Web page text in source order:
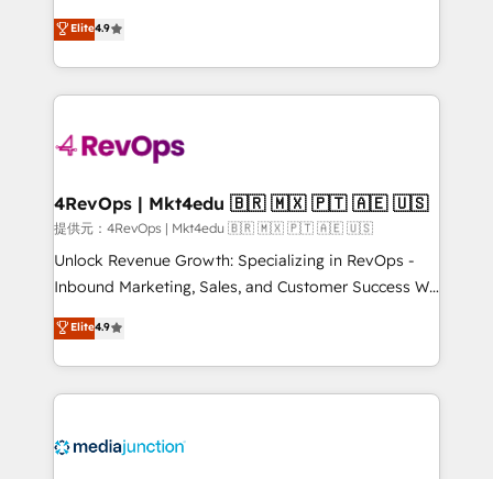
HubSpot experience ✔️Flexible pricing models —
Hourly-fee (assigned one Dedicated HubSpot
requirement). ✔️Helped over 25,000+ customers so
far with our HubSpot solutions. ✔️Bespoke apps &
on-demand bundle services. Connect with us today!
Hire an agency that's experienced in every inch of
HubSpot and willing to work hand-in-hand with your
team to simplify the complex and build a better
experience for your team and customers.
Elite4.9
4RevOps | Mkt4edu 🇧🇷 🇲🇽 🇵🇹 🇦🇪 🇺🇸
提供元：4RevOps | Mkt4edu 🇧🇷 🇲🇽 🇵🇹 🇦🇪 🇺🇸
Unlock Revenue Growth: Specializing in RevOps -
Inbound Marketing, Sales, and Customer Success We
specialize in driving revenue growth for companies
across industries through tailored marketing, sales,
and customer success strategies, utilizing RevOps
methodologies. As Latin America's largest HubSpot
offer unparalleled insights. Operating in five
Elite4.9